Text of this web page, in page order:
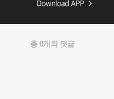
총 0개의 댓글